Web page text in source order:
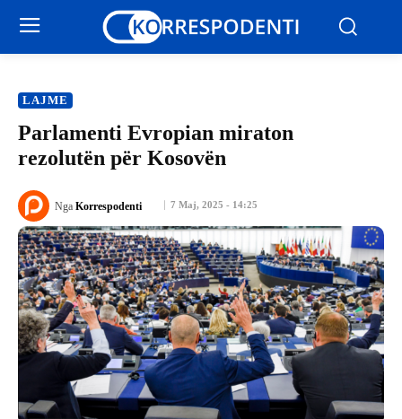
LAJME
Parlamenti Evropian miraton
rezolutën për Kosovën
7 Maj, 2025 - 14:25
Nga Korrespodenti